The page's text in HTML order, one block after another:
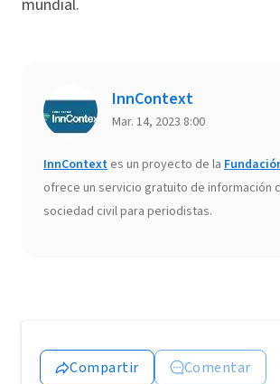
mundial.
InnContext
Mar. 14, 2023 8:00
InnContext es un proyecto de la
ofrece un servicio gratuito de información
sociedad civil para periodistas.
Compartir Comentar